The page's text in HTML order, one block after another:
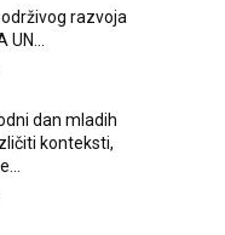
razvoja
dan mladih
konteksti,